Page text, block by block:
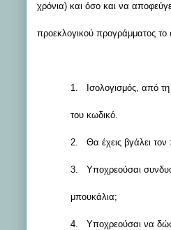
χρόνια) και όσο και να
προεκλογικού προγράμματος το
1. Ισολογισμός, από
του κωδικό.
2. Θα έχεις βγάλει
3. Υποχρεούσαι
μπουκάλια;
4. Υποχρεούσαι να